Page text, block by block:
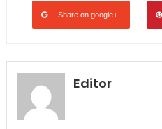
Share on google+
Editor